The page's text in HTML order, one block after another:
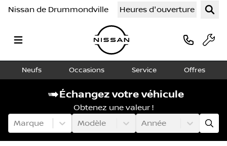
Nissan de Drummondville Heures d'ouverture
Neufs Occasions Service Offres
Échangez votre véhicule
Obtenez une valeur !
Marque
Modèle Année